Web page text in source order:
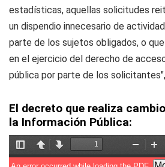
estadísticas, aquellas solicitudes
un dispendio innecesario de
parte de los sujetos obligados, o
en el ejercicio del derecho de
pública por parte de los
El decreto que realiza
la Información Pública: